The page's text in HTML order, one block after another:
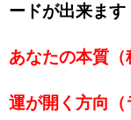
ードが出来ます
あなたの本質（
運が開く方向